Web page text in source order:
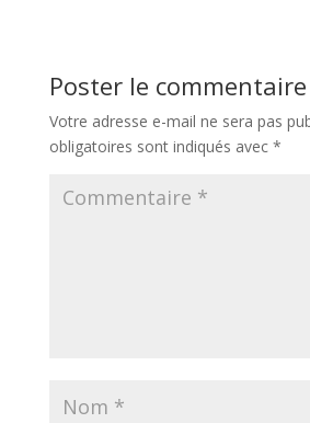
Poster le commentaire
Votre adresse e-mail ne sera pas
obligatoires sont indiqués avec *